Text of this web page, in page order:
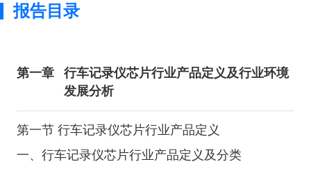
报告目录
第一章
行车记录仪芯片行业产品定义及行业环境
发展分析
第一节 行车记录仪芯片行业产品定义
一、行车记录仪芯片行业产品定义及分类